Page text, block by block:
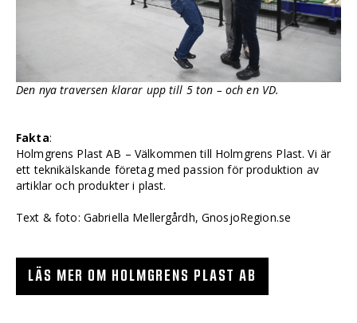
Den nya traversen klarar upp till 5 ton – och en VD.
Fakta:
Holmgrens Plast AB – Välkommen till Holmgrens Plast. Vi är
ett teknikälskande företag med passion för produktion av
artiklar och produkter i plast.
Text & foto: Gabriella Mellergårdh, GnosjoRegion.se
LÄS MER OM HOLMGRENS PLAST AB